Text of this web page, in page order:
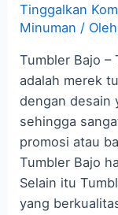
Tinggalkan
Minuman / Oleh
Tumbler Bajo –
adalah merek
dengan desain
sehingga
promosi atau
Tumbler Bajo
Selain itu
yang